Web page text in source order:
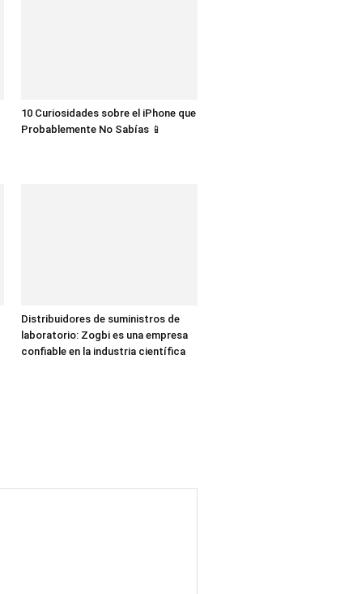
10 Curiosidades sobre el iPhone que
Probablemente No Sabías 📱
Distribuidores de suministros de
laboratorio: Zogbi es una empresa
confiable en la industria científica